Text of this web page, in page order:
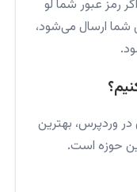
رمز عبور شما لو
شما ارسال می‌شود،
وردپرس، بهترین
حوزه است.